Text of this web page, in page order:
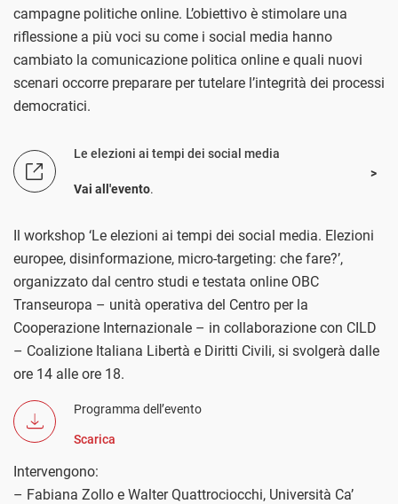
campagne politiche online. L’obiettivo è stimolare una
riflessione a più voci su come i social media hanno
cambiato la comunicazione politica online e quali nuovi
scenari occorre preparare per tutelare l’integrità dei processi
democratici.
Le elezioni ai tempi dei social media
Vai all'evento.
Il workshop ‘Le elezioni ai tempi dei social media. Elezioni
europee, disinformazione, micro-targeting: che fare?’,
organizzato dal centro studi e testata online OBC
Transeuropa – unità operativa del Centro per la
Cooperazione Internazionale – in collaborazione con CILD
– Coalizione Italiana Libertà e Diritti Civili, si svolgerà dalle
ore 14 alle ore 18.
Programma dell’evento
Scarica
Intervengono:
– Fabiana Zollo e Walter Quattrociocchi, Università Ca’